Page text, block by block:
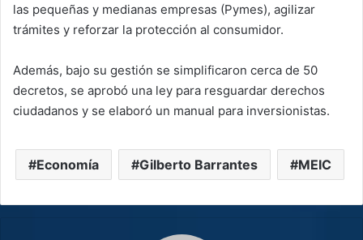
las pequeñas y medianas empresas (Pymes), agilizar
trámites y reforzar la protección al consumidor.
Además, bajo su gestión se simplificaron cerca de 50
decretos, se aprobó una ley para resguardar derechos
ciudadanos y se elaboró un manual para inversionistas.
Economía Gilberto Barrantes MEIC